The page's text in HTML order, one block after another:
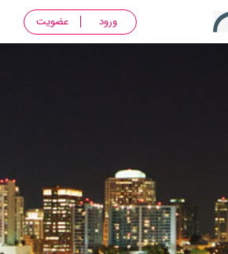
ورود عضویت